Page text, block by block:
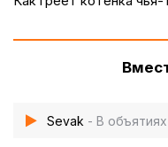
Sevak - В